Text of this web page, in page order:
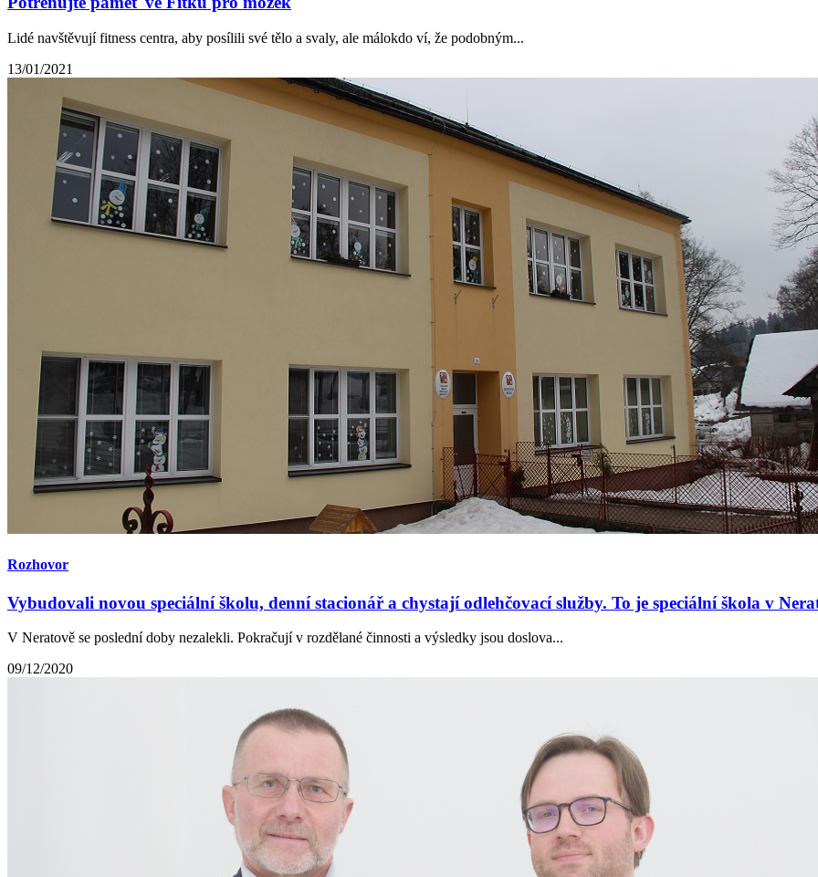
Lidé navštěvují fitness centra, aby posílili své tělo a svaly, ale málokdo ví, že podobným...
13/01/2021
Rozhovor
Vybudovali novou speciální školu, denní stacionář a chystají odlehčovací služby. To je speciální škola v
V Neratově se poslední doby nezalekli. Pokračují v rozdělané činnosti a výsledky jsou doslova...
09/12/2020